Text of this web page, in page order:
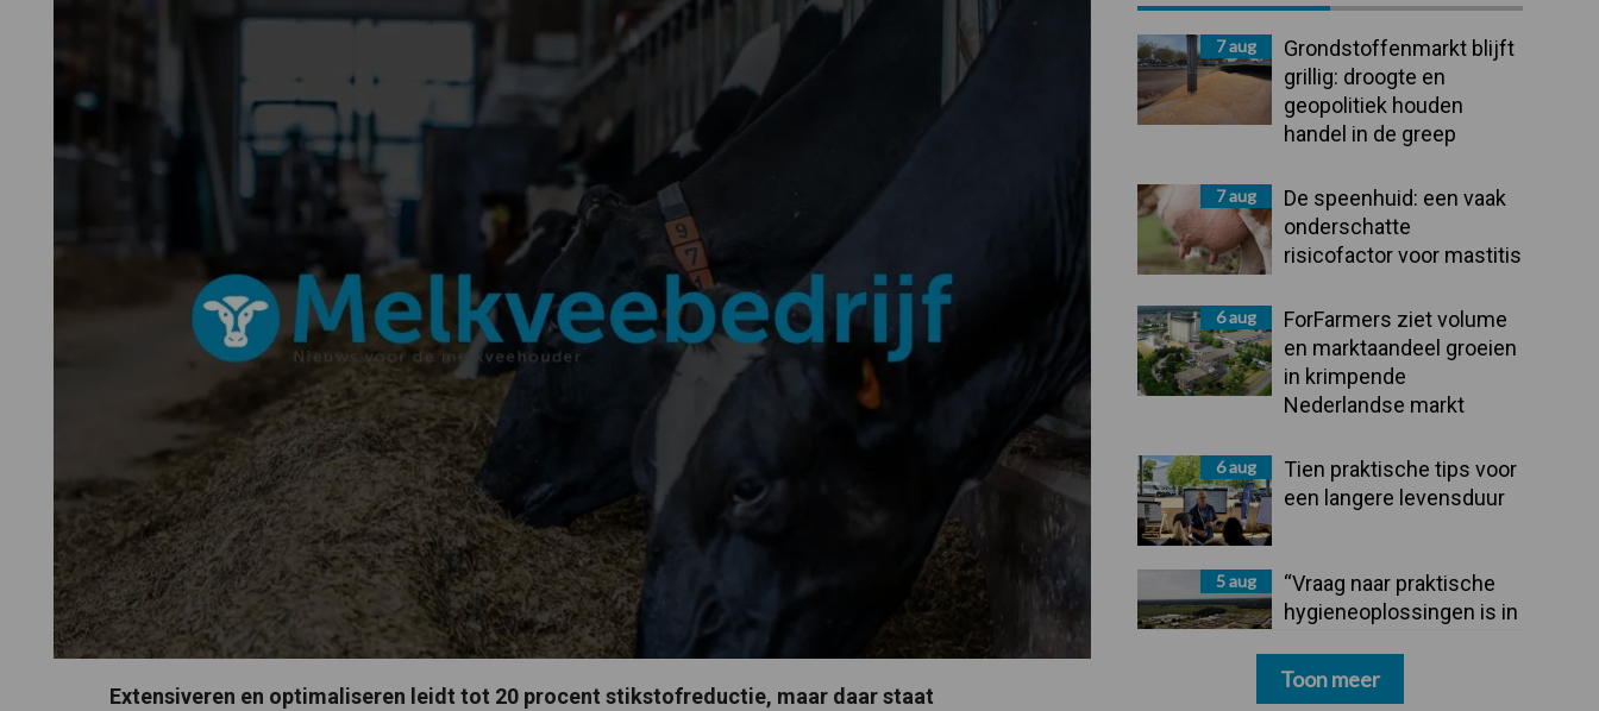
Extensiveren en optimaliseren leidt tot 20 procent stikstofreductie, maar daar staat
Sidebar7 aug
Grondstoffenmarkt blijft
grillig: droogte en
geopolitiek houden
handel in de greep
7 aug
De speenhuid: een vaak
onderschatte
risicofactor voor mastitis
6 aug
ForFarmers ziet volume
en marktaandeel groeien
in krimpende
Nederlandse markt
6 aug
Tien praktische tips voor
een langere levensduur
5 aug
“Vraag naar praktische
hygieneoplossingen is in
Toon meer